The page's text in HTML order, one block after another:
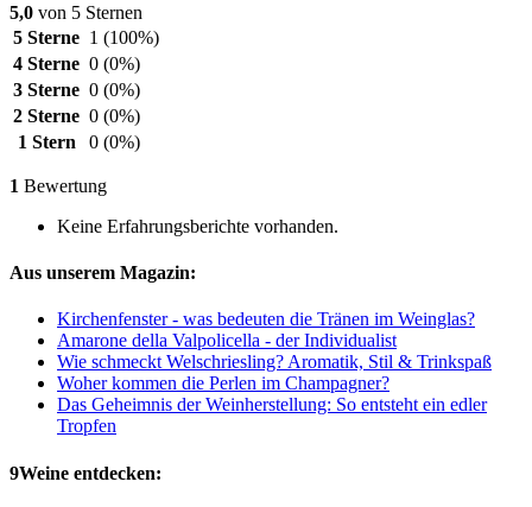
5,0 von 5 Sternen
5 Sterne 1 (100%)
4 Sterne 0 (0%)
3 Sterne 0 (0%)
2 Sterne 0 (0%)
1 Stern
0 (0%)
1 Bewertung
Keine Erfahrungsberichte vorhanden.
Aus unserem Magazin:
Kirchenfenster - was bedeuten die Tränen im Weinglas?
Amarone della Valpolicella - der Individualist
Wie schmeckt Welschriesling? Aromatik, Stil & Trinkspaß
Woher kommen die Perlen im Champagner?
Das Geheimnis der Weinherstellung: So entsteht ein edler
Tropfen
9Weine entdecken: